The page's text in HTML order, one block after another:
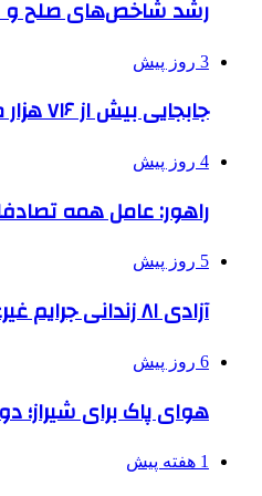
رشد شاخص‌های صلح و
3 روز پیش
جابجایی بیش از ۷۱۶ هزار مسافر با متروی تهران در مراسم جاماندگان اربعین
4 روز پیش
راهور: عامل همه
5 روز پیش
آزادی ۸۱ زندانی جرایم غیرعمد در تهران همزمان با اربعین
6 روز پیش
هوای پاک برای شیراز؛
1 هفته پیش